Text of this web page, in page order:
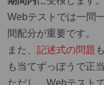
Webテストでは一問
間配分が重要です。
また、 記述式の問題
も当てずっぽうで正
ただし、Webテスト